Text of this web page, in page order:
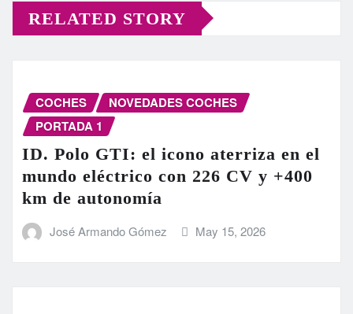
RELATED STORY
COCHES
NOVEDADES COCHES
PORTADA 1
ID. Polo GTI: el icono aterriza en el
mundo eléctrico con 226 CV y +400
km de autonomía
José Armando Gómez May 15, 2026